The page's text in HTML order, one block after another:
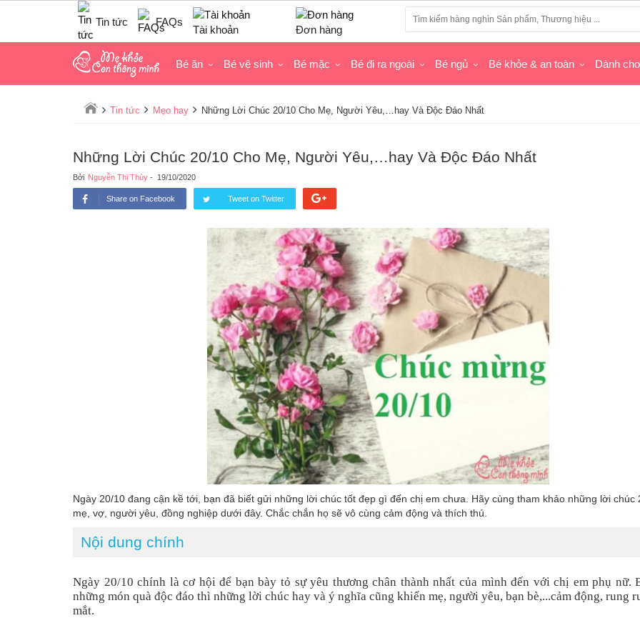
Tin tức FAQs
Tài khoản Đơn hàng
Bé ăn Bé vệ sinh Bé mặc Bé đi ra ngoài Bé ngủ Bé khỏe & an toàn Dành
Tin tức Mẹo hay Những Lời Chúc 20/10 Cho Mẹ, Người Yêu,…hay Và Độc Đáo Nhất
Những Lời Chúc 20/10 Cho Mẹ, Người Yêu,…hay Và Độc Đáo Nhất
Bởi Nguyễn Thị Thùy - 19/10/2020
Share on Facebook Tweet on Twitter
Ngày 20/10 đang cận kề tới, bạn đã biết gửi những lời chúc tốt đẹp gì đến chị em chưa. Hãy cùng tham khảo những lời chúc
mẹ, vợ, người yêu, đồng nghiệp dưới đây. Chắc chắn họ sẽ vô cùng cảm động và thích thú.
Nội dung chính
Ngày 20/10 chính là cơ hội để bạn bày tỏ sự yêu thương chân thành nhất của mình đến với chị em phụ nữ.
những món quà độc đáo thì những lời chúc hay và ý nghĩa cũng khiến mẹ, người yêu, bạn bè,...cảm động, rung
mắt.